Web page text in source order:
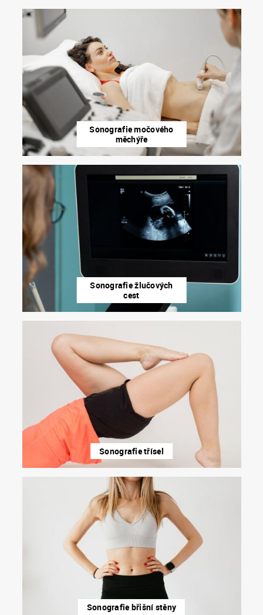
Sonografie močového
měchýře
Sonografie žlučových
cest
Sonografie třísel
Sonografie břišní stěny